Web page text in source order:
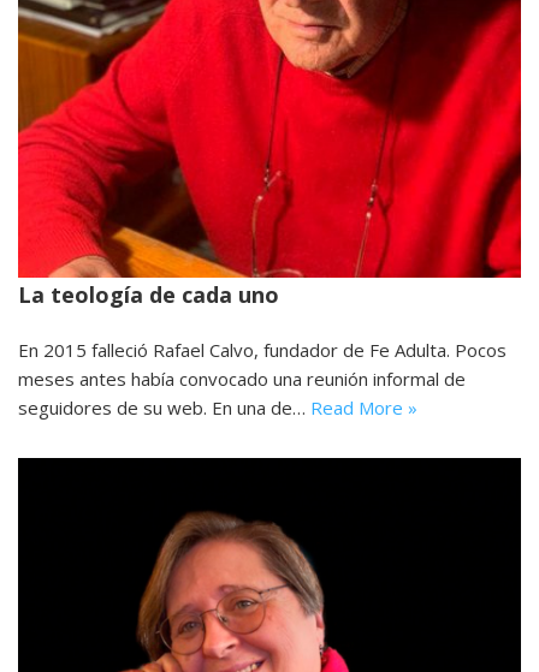
La teología de cada uno
En 2015 falleció Rafael Calvo, fundador de Fe Adulta. Pocos
meses antes había convocado una reunión informal de
seguidores de su web. En una de… Read More »